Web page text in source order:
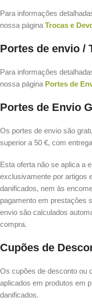
Para informações
nossa página Trocas e
Portes de envio /
Para informações
nossa página Portes de
Portes de Envio
Os portes de envio são
superior a 50 €, com
Esta oferta não se aplica a
exclusivamente por artigos
danificados, nem às
pagamento em prestações
envio são calculados
compra.
Cupões de
Os cupões de desconto ou
aplicados em produtos em
danificados.